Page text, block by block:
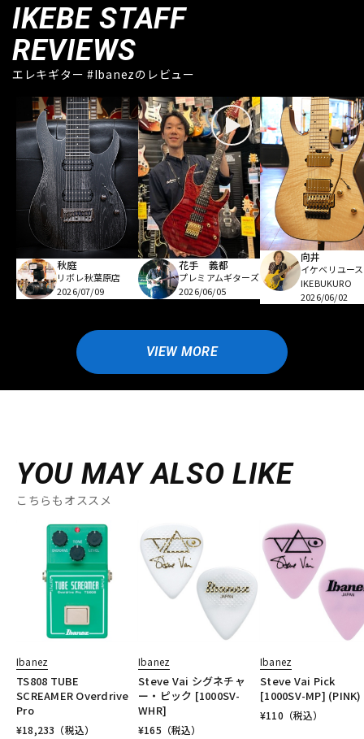
IKEBE STAFF
REVIEWS
エレキギター #Ibanezのレビュー
秋庭
リボレ秋葉原店
2026/07/09
花手 義都
プレミアムギターズ
2026/06/05
向井
イケベリユース
IKEBUKURO
2026/06/02
VIEW MORE
YOU MAY ALSO LIKE
こちらもオススメ
Ibanez
TS808 TUBE
SCREAMER Overdrive
Pro
¥18,233 （税込）
Ibanez
Steve Vai シグネチャ
ー・ピック [1000SV-
WHR]
¥165 （税込）
Ibanez
Steve Vai Pick
[1000SV-MP] (PINK)
¥110 （税込）